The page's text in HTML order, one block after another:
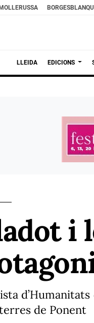
LLEIDA EDICIONS
i
de Ponent